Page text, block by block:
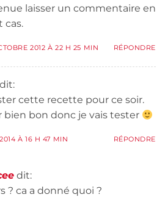
laisser un commentaire en
cas.
2012 À 22 H 25 MIN RÉPONDRE
dit:
cette recette pour ce soir.
bien bon donc je vais tester
À 16 H 47 MIN RÉPONDRE
dit:
? ca a donné quoi ?